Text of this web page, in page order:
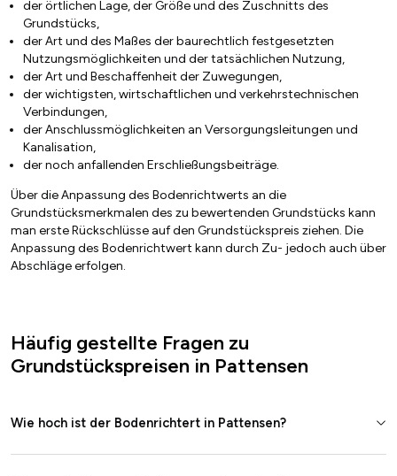
der örtlichen Lage, der Größe und des Zuschnitts des
Grundstücks,
der Art und des Maßes der baurechtlich festgesetzten
Nutzungsmöglichkeiten und der tatsächlichen Nutzung,
der Art und Beschaffenheit der Zuwegungen,
der wichtigsten, wirtschaftlichen und verkehrstechnischen
Verbindungen,
der Anschlussmöglichkeiten an Versorgungsleitungen und
Kanalisation,
der noch anfallenden Erschließungsbeiträge.
Über die Anpassung des Bodenrichtwerts an die
Grundstücksmerkmalen des zu bewertenden Grundstücks kann
man erste Rückschlüsse auf den Grundstückspreis ziehen. Die
Anpassung des Bodenrichtwert kann durch Zu- jedoch auch über
Abschläge erfolgen.
Häufig gestellte Fragen zu
Grundstückspreisen in Pattensen
Wie hoch ist der Bodenrichtert in Pattensen?